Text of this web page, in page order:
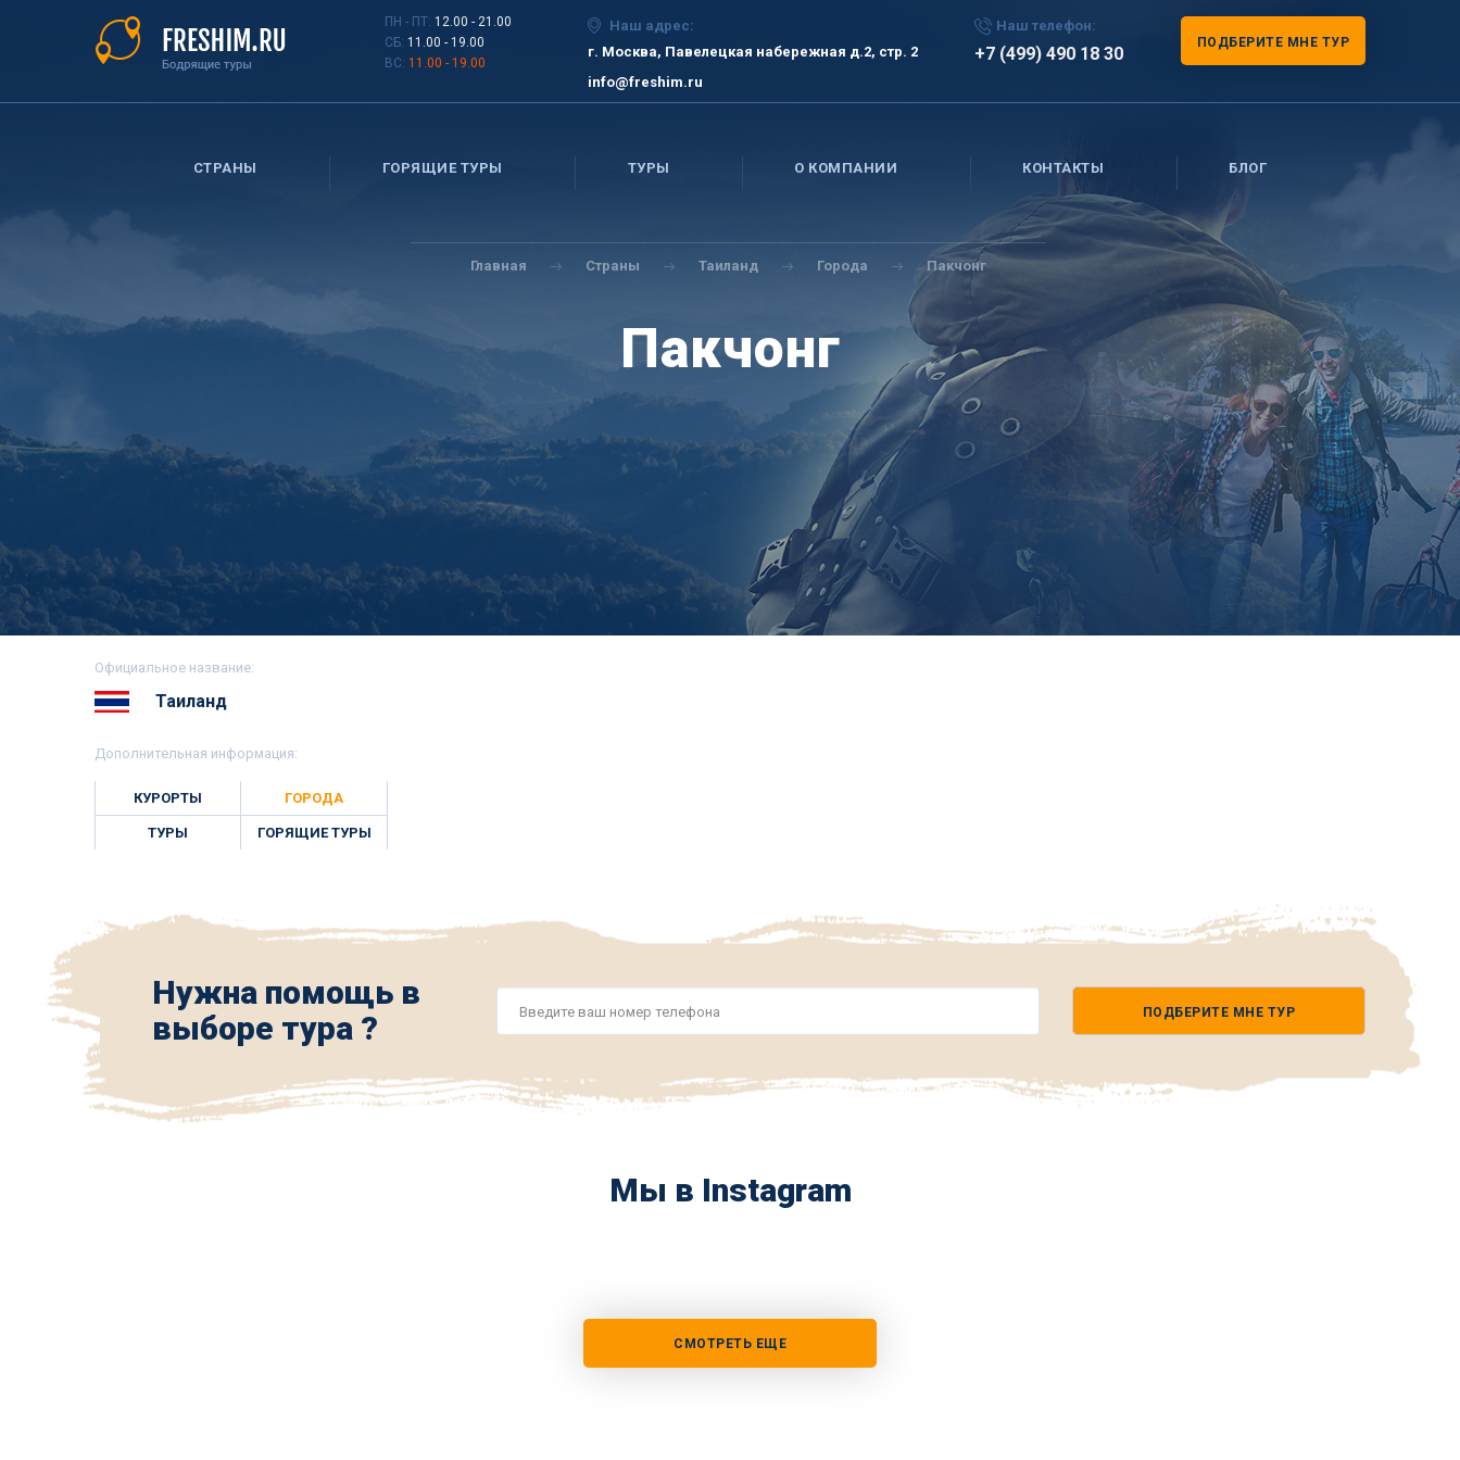
ПН - ПТ: 12.00 - 21.00
СБ: 11.00 - 19.00
ВС: 11.00 - 19.00
Наш адрес:
г. Москва, Павелецкая набережная д.2, стр. 2
info@freshim.ru
Наш телефон:
+7 (499) 490 18 30
ПОДБЕРИТЕ МНЕ ТУР
СТРАНЫ ГОРЯЩИЕ ТУРЫ ТУРЫ О КОМПАНИИ КОНТАКТЫ БЛОГ
Вы
здесь
Главная Страны Таиланд Города Пакчонг
Пакчонг
Официальное название:
Таиланд
Дополнительная информация:
КУРОРТЫ ГОРОДА
ТУРЫ ГОРЯЩИЕ ТУРЫ
Нужна помощь в
выборе тура ?
*
ПОДБЕРИТЕ МНЕ ТУР
Мы в Instagram
СМОТРЕТЬ ЕЩЕ